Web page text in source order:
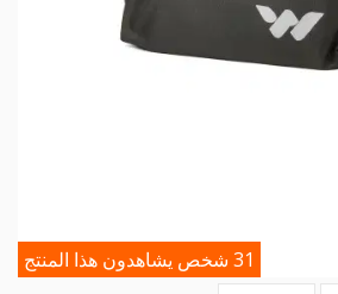
31 شخص يشاهدون هذا المنتج